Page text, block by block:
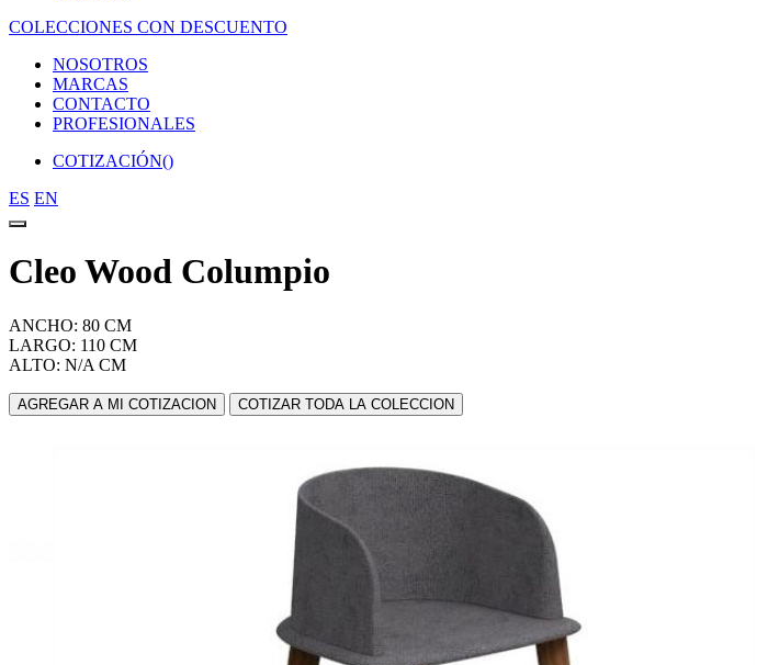
COLECCIONES CON DESCUENTO
NOSOTROS
MARCAS
CONTACTO
PROFESIONALES
COTIZACIÓN()
ES EN
Cleo Wood Columpio
ANCHO: 80 CM
LARGO: 110 CM
ALTO: N/A CM
AGREGAR A MI COTIZACION COTIZAR TODA LA COLECCION